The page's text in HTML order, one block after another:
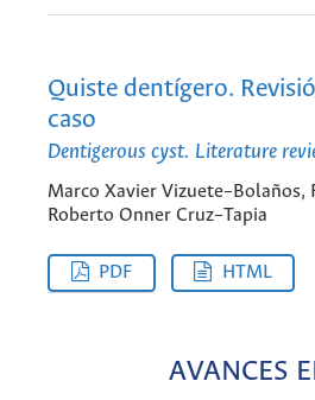
Quiste dentígero.
caso
Dentigerous cyst. Literature
Marco Xavier Vizuete–Bolaños,
Roberto Onner Cruz–Tapia
PDF HTML
AVANCES